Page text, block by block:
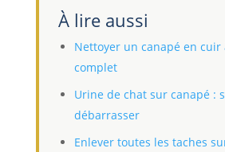
À lire aussi
Nettoyer un canapé en cuir
complet
Urine de chat sur canapé :
débarrasser
Enlever toutes les taches